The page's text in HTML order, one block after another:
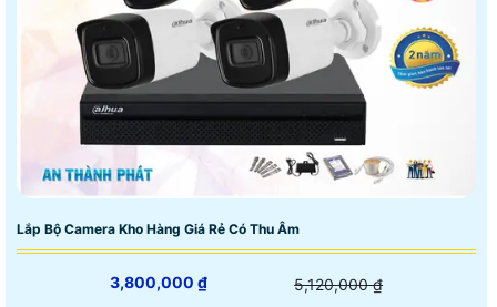
Lắp Bộ Camera Kho Hàng Giá Rẻ Có Thu Âm
3,800,000 ₫ 5,120,000 ₫